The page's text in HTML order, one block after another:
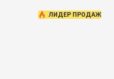
ЛИДЕР ПРОДАЖ